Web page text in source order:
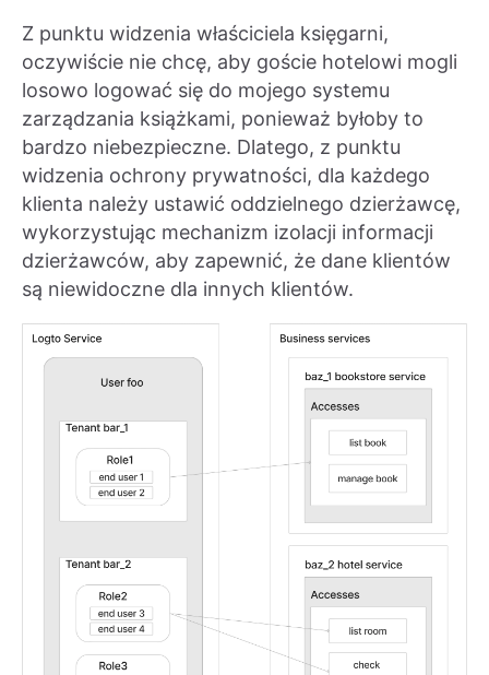
Z punktu widzenia właściciela księgarni,
oczywiście nie chcę, aby goście hotelowi mogli
losowo logować się do mojego systemu
zarządzania książkami, ponieważ byłoby to
bardzo niebezpieczne. Dlatego, z punktu
widzenia ochrony prywatności, dla każdego
klienta należy ustawić oddzielnego dzierżawcę,
wykorzystując mechanizm izolacji informacji
dzierżawców, aby zapewnić, że dane klientów
są niewidoczne dla innych klientów.